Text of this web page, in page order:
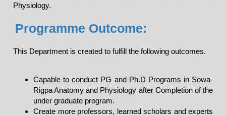
Physiology.
Programme Outcome:
This Department is created to fulfill the following outcomes.
Capable to conduct PG and Ph.D Programs in Sowa-
Rigpa Anatomy and Physiology after Completion of the
under graduate program.
Create more professors, learned scholars and experts